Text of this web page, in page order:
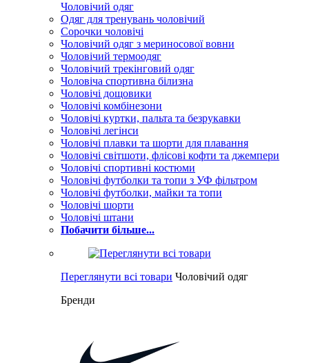
Чоловічий одяг
Одяг для тренувань чоловічий
Сорочки чоловічі
Чоловічий одяг з мериносової вовни
Чоловічий термоодяг
Чоловічий трекінговий одяг
Чоловіча спортивна білизна
Чоловічі дощовики
Чоловічі комбінезони
Чоловічі куртки, пальта та безрукавки
Чоловічі легінси
Чоловічі плавки та шорти для плавання
Чоловічі світшоти, флісові кофти та джемпери
Чоловічі спортивні костюми
Чоловічі футболки та топи з УФ фільтром
Чоловічі футболки, майки та топи
Чоловічі шорти
Чоловічі штани
Побачити більше...
Переглянути всі товари Чоловічий одяг
Бренди